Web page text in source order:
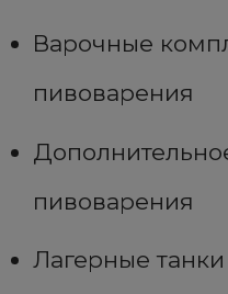
Варочные
пивоварения
пивоварения
Лагерные